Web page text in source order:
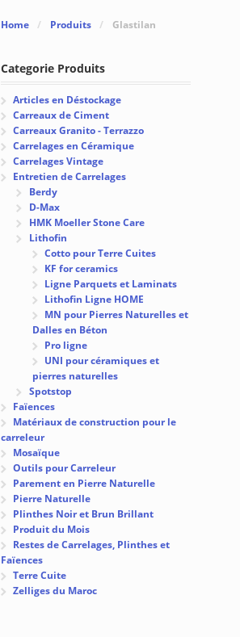
Home / Produits / Glastilan
Categorie Produits
Articles en Déstockage
Carreaux de Ciment
Carreaux Granito - Terrazzo
Carrelages en Céramique
Carrelages Vintage
Entretien de Carrelages
Berdy
D-Max
HMK Moeller Stone Care
Lithofin
Cotto pour Terre Cuites
KF for ceramics
Ligne Parquets et Laminats
Lithofin Ligne HOME
MN pour Pierres Naturelles et
Dalles en Béton
Pro ligne
UNI pour céramiques et
pierres naturelles
Spotstop
Faïences
Matériaux de construction pour le
carreleur
Mosaïque
Outils pour Carreleur
Parement en Pierre Naturelle
Pierre Naturelle
Plinthes Noir et Brun Brillant
Produit du Mois
Restes de Carrelages, Plinthes et
Faïences
Terre Cuite
Zelliges du Maroc